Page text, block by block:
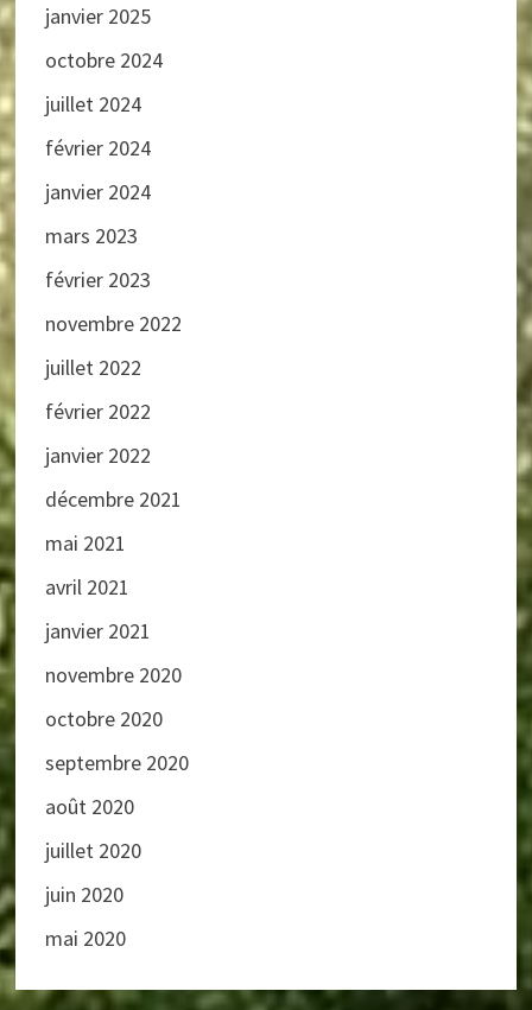
janvier 2025
octobre 2024
juillet 2024
février 2024
janvier 2024
mars 2023
février 2023
novembre 2022
juillet 2022
février 2022
janvier 2022
décembre 2021
mai 2021
avril 2021
janvier 2021
novembre 2020
octobre 2020
septembre 2020
août 2020
juillet 2020
juin 2020
mai 2020